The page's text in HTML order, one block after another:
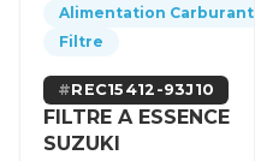
Alimentation Carburant
Filtre
REC15412-93J10
FILTRE A ESSENCE
SUZUKI